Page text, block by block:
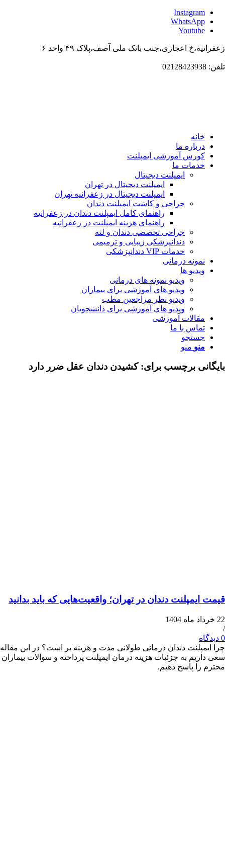
اعجازی،جنب بانک ملی آصف،پلاک ۴۹ واحد ۶
ما
آموزشی ایمپلنت
ما
ایمپلنت دیجیتال
ایمپلنت دیجیتال در تهران
ایمپلنت دیجیتال در زعفرانیه تهران
جراحی و کاشت ایمپلنت دندان
راهنمای کامل ایمپلنت دندان در زعفرانیه
راهنمای هزینه ایمپلنت در زعفرانیه
جراحی تخصصی دندان و لثه
دندانپزشکی زیبایی و ترمیمی
خدمات VIP دندانپزشکی
درمانی
ها
ویدیو نمونه های درمانی
ویدیو های آموزشی برای بیماران
ویدیو نظر مراجعین مطب
ویدیو های آموزشی برای دانشجویان
آموزشی
با ما
منو
برچسب برای: کشیدن دندان عقل ضرر دارد
دندان در تهران؛ واقعیت‌هایی که باید بدانید
دندان درمانی طولانی مدت و هزینه بر است؟ در این مقاله
به جزئیات هزینه درمان ایمپلنت پرداخته و سوالات بیماران
پاسخ دهیم.